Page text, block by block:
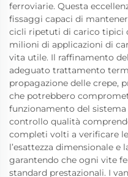
ferroviarie. Questa
fissaggi capaci di
cicli ripetuti di carico tipici
milioni di applicazioni di
vita utile. Il raffinamento
adeguato trattamento
propagazione delle crepe,
che potrebbero
funzionamento del
controllo qualità
completi volti a verificare
l’esattezza dimensionale
garantendo che ogni vite
standard prestazionali. I